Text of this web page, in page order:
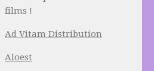
films !
Ad Vitam Distribution
Aloest